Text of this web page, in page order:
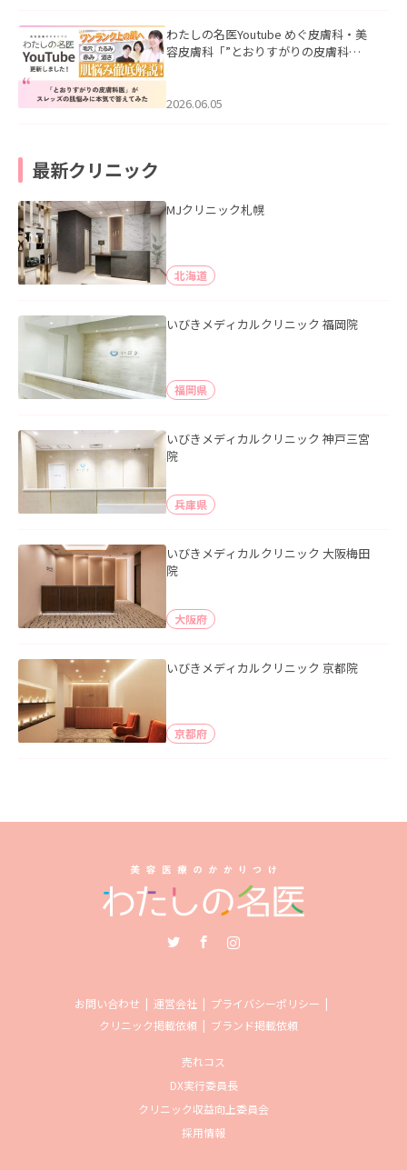
わたしの名医Youtube めぐ皮膚科・美
容皮膚科「”とおりすがりの皮膚科
2026.06.05
最新クリニック
MJクリニック札幌
北海道
いびきメディカルクリニック 福岡院
福岡県
いびきメディカルクリニック 神戸三宮
院
兵庫県
いびきメディカルクリニック 大阪梅田
院
大阪府
いびきメディカルクリニック 京都院
京都府
お問い合わせ 運営会社
プライバシーポリシー
クリニック掲載依頼
ブランド掲載依頼
売れコス
DX実行委員長
クリニック収益向上委員会
採用情報